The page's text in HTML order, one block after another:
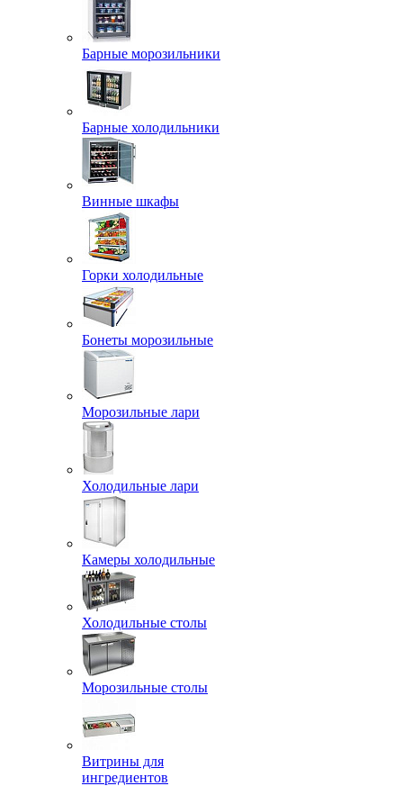
Барные морозильники
Барные холодильники
Винные шкафы
Горки холодильные
Бонеты морозильные
Морозильные лари
Холодильные лари
Камеры холодильные
Холодильные столы
Морозильные столы
Витрины для
ингредиентов